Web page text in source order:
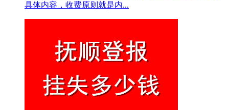
具体内容，收费原则就是内...